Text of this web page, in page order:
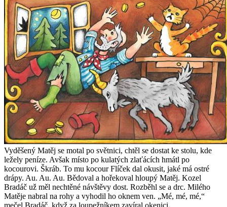
Vyděšený Matěj se motal po světnici, chtěl se dostat ke stolu, kde
ležely peníze. Avšak místo po kulatých zlaťácích hmátl po
kocourovi. Škráb. To mu kocour Flíček dal okusit, jaké má ostré
drápy. Au. Au. Au. Bědoval a hořekoval hloupý Matěj. Kozel
Bradáč už měl nechtěné návštěvy dost. Rozběhl se a drc. Milého
Matěje nabral na rohy a vyhodil ho oknem ven. „Mé, mé, mé,“